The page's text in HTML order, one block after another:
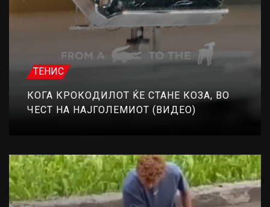
ТЕНИС
КОГА КРОКОДИЛОТ ЌЕ СТАНЕ КОЗА, ВО
ЧЕСТ НА НАЈГОЛЕМИОТ (ВИДЕО)